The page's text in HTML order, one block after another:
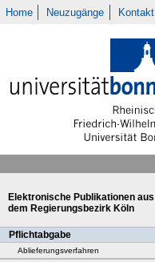
Home Neuzugänge Kontakt
Elektronische Publikationen aus
dem Regierungsbezirk Köln
Pflichtabgabe
Ablieferungsverfahren